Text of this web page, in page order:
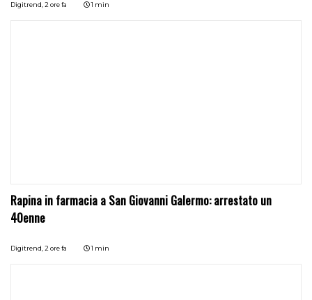
Digitrend,2 ore fa 1 min
Rapina in farmacia a San Giovanni Galermo: arrestato un
40enne
Digitrend, 2 ore fa 1 min